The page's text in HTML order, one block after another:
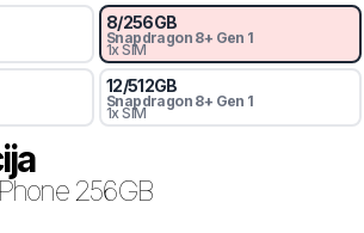
8/256GB
Snapdragon 8+ Gen 1
1x SIM
12/512GB
Snapdragon 8+ Gen 1
1x SIM
256GB